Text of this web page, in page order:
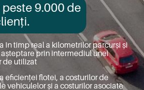
9.000 de
în timp real a kilometrilor parcurși și
prin intermediul unei
de utilizat
eficienței flotei, a costurilor de
vehiculelor și a costurilor asociate